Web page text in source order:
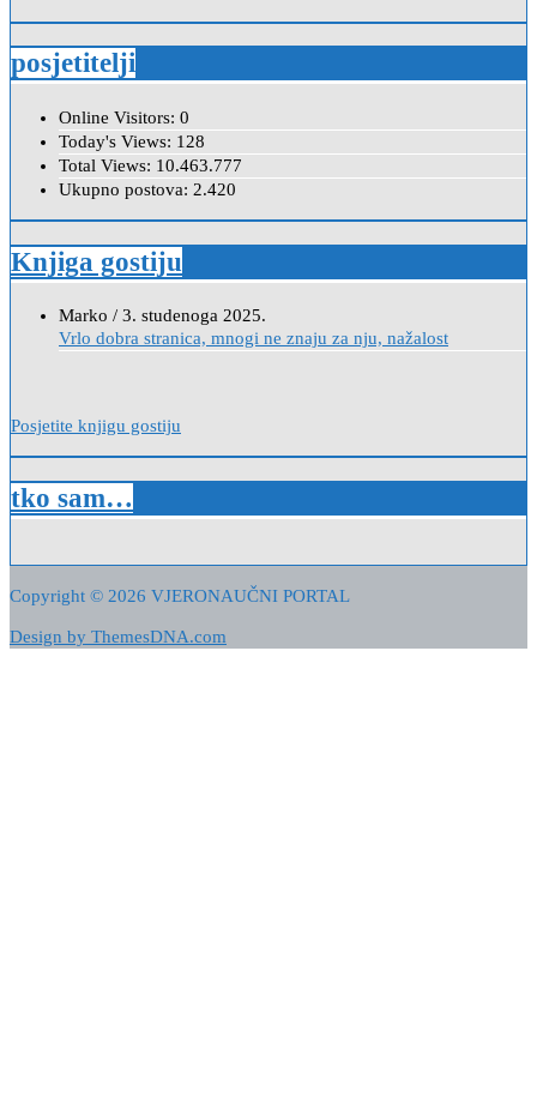
posjetitelji
Online Visitors: 0
Today's Views: 128
Total Views: 10.463.777
Ukupno postova: 2.420
Knjiga gostiju
Anica/ 7. veljače 2024.
Poštovanje, draga kolegice! Hvala Vam na nesebičnom radu i
Copyright © 2026 VJERONAUČNI PORTAL